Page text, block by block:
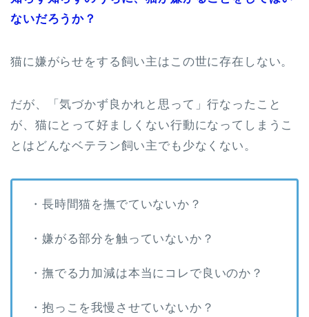
ないだろうか？
猫に嫌がらせをする飼い主はこの世に存在しない。
だが、「気づかず良かれと思って」行なったこと
が、猫にとって好ましくない行動になってしまうこ
とはどんなベテラン飼い主でも少なくない。
・長時間猫を撫でていないか？
・嫌がる部分を触っていないか？
・撫でる力加減は本当にコレで良いのか？
・抱っこを我慢させていないか？